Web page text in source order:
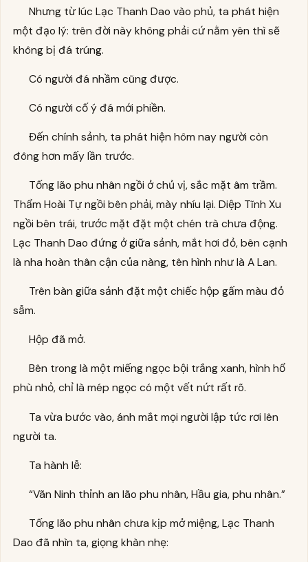
Nhưng từ lúc Lạc Thanh Dao vào phủ, ta phát hiện
một đạo lý: trên đời này không phải cứ nằm yên thì sẽ
không bị đá trúng.
Có người đá nhầm cũng được.
Có người cố ý đá mới phiền.
Đến chính sảnh, ta phát hiện hôm nay người còn
đông hơn mấy lần trước.
Tống lão phu nhân ngồi ở chủ vị, sắc mặt âm trầm.
Thẩm Hoài Tự ngồi bên phải, mày nhíu lại. Diệp Tĩnh Xu
ngồi bên trái, trước mặt đặt một chén trà chưa động.
Lạc Thanh Dao đứng ở giữa sảnh, mắt hơi đỏ, bên cạnh
là nha hoàn thân cận của nàng, tên hình như là A Lan.
Trên bàn giữa sảnh đặt một chiếc hộp gấm màu đỏ
sẫm.
Hộp đã mở.
Bên trong là một miếng ngọc bội trắng xanh, hình hổ
phù nhỏ, chỉ là mép ngọc có một vết nứt rất rõ.
Ta vừa bước vào, ánh mắt mọi người lập tức rơi lên
người ta.
Ta hành lễ:
“Vãn Ninh thỉnh an lão phu nhân, Hầu gia, phu nhân.”
Tống lão phu nhân chưa kịp mở miệng, Lạc Thanh
Dao đã nhìn ta, giọng khàn nhẹ: